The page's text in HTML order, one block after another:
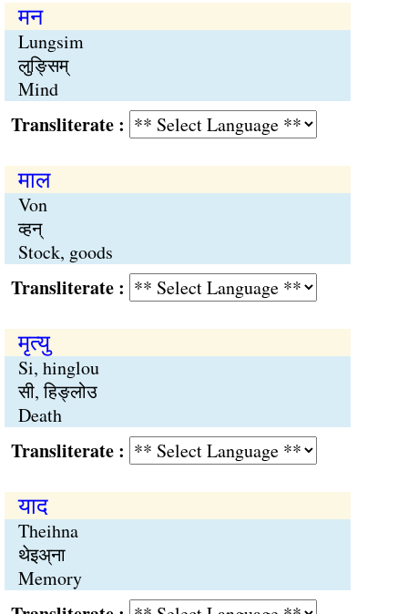
मन
Lungsim
लुङ्सिम्
Mind
:
माल
Von
व्हन्
Stock, goods
:
मृत्यु
Si, hinglou
सी, हिङ्लोउ
Death
:
याद
Theihna
थेइअ्ना
Memory